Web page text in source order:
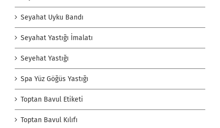
Seyahat Uyku Bandı
Seyahat Yastığı İmalatı
Seyehat Yastığı
Spa Yüz Göğüs Yastığı
Toptan Bavul Etiketi
Toptan Bavul Kılıfı